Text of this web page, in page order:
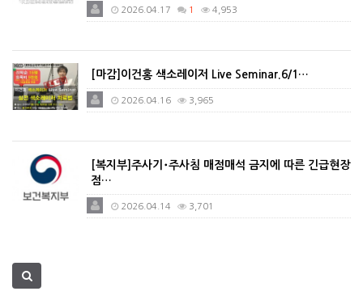
2026.04.17 1 4,953
[마감]이건홍 색소레이저 Live Seminar.6/1…
2026.04.16 3,965
[복지부]주사기･주사침 매점매석 금지에 따른 긴급현장
점…
2026.04.14 3,701